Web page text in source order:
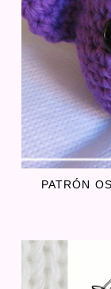
PATRÓN